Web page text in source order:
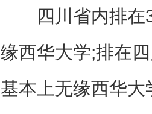
四川省内排
缘西华大学;排在
基本上无缘西华大